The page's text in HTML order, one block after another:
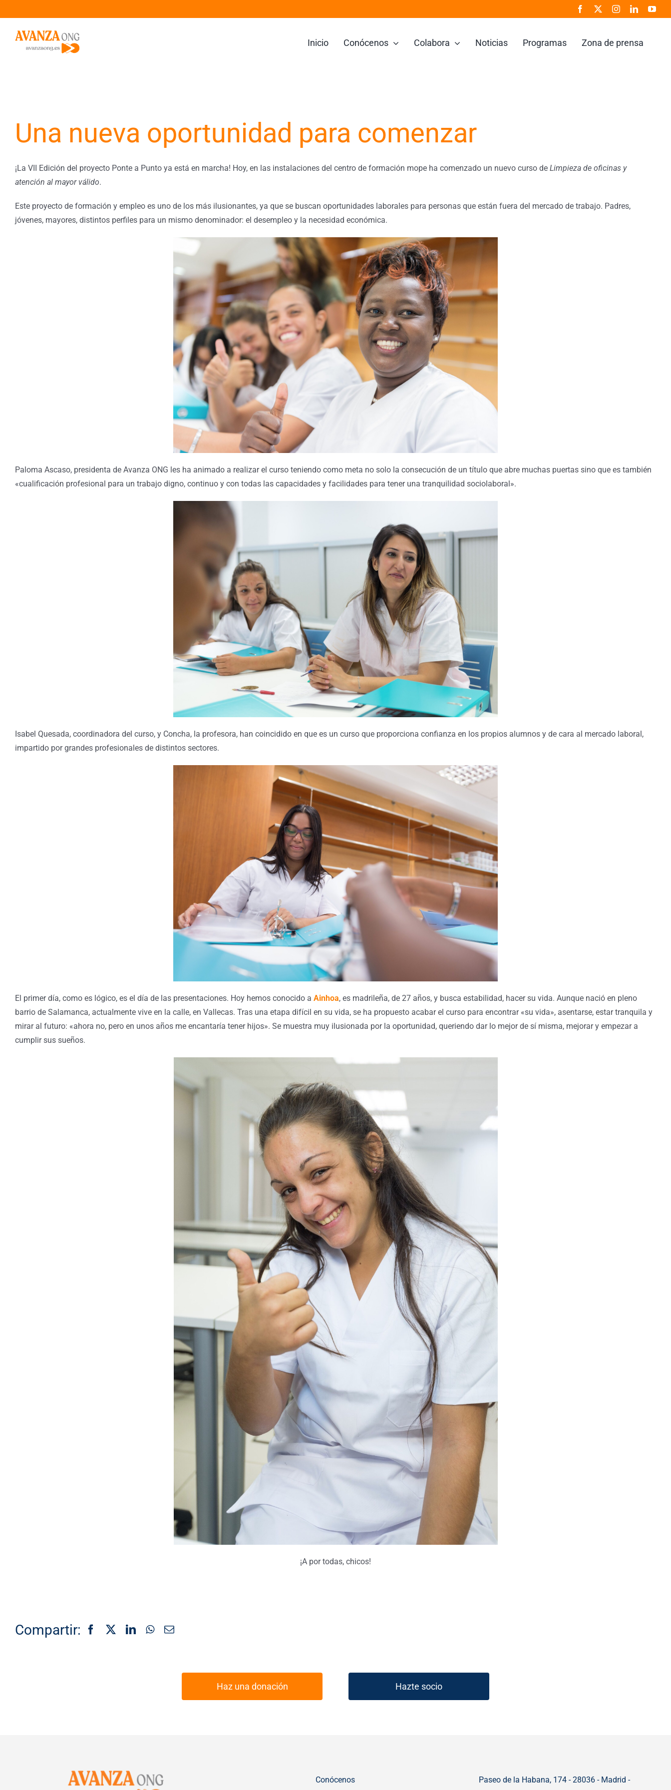
al
contenido
Inicio Conócenos Colabora Noticias Programas Zona de prensa
Una nueva oportunidad para comenzar
¡La VII Edición del proyecto Ponte a Punto ya está en marcha! Hoy, en las instalaciones del centro de formación mope ha comenzado un nuevo curso de Limpieza de oficinas y
atención al mayor válido.
Este proyecto de formación y empleo es uno de los más ilusionantes, ya que se buscan oportunidades laborales para personas que están fuera del mercado de trabajo. Padres,
jóvenes, mayores, distintos perfiles para un mismo denominador: el desempleo y la necesidad económica.
Paloma Ascaso, presidenta de Avanza ONG les ha animado a realizar el curso teniendo como meta no solo la consecución de un título que abre muchas puertas sino que es también
«cualificación profesional para un trabajo digno, continuo y con todas las capacidades y facilidades para tener una tranquilidad sociolaboral».
Isabel Quesada, coordinadora del curso, y Concha, la profesora, han coincidido en que es un curso que proporciona confianza en los propios alumnos y de cara al mercado laboral,
impartido por grandes profesionales de distintos sectores.
El primer día, como es lógico, es el día de las presentaciones. Hoy hemos conocido a Ainhoa, es madrileña, de 27 años, y busca estabilidad, hacer su vida. Aunque nació en pleno
barrio de Salamanca, actualmente vive en la calle, en Vallecas. Tras una etapa difícil en su vida, se ha propuesto acabar el curso para encontrar «su vida», asentarse, estar tranquila y
mirar al futuro: «ahora no, pero en unos años me encantaría tener hijos». Se muestra muy ilusionada por la oportunidad, queriendo dar lo mejor de sí misma, mejorar y empezar a
cumplir sus sueños.
¡A por todas, chicos!
Compartir:
Haz una donación Hazte socio
Conócenos
Paseo de la Habana, 174 - 28036 - Madrid -